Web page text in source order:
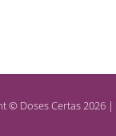
© Doses Certas 2026 |